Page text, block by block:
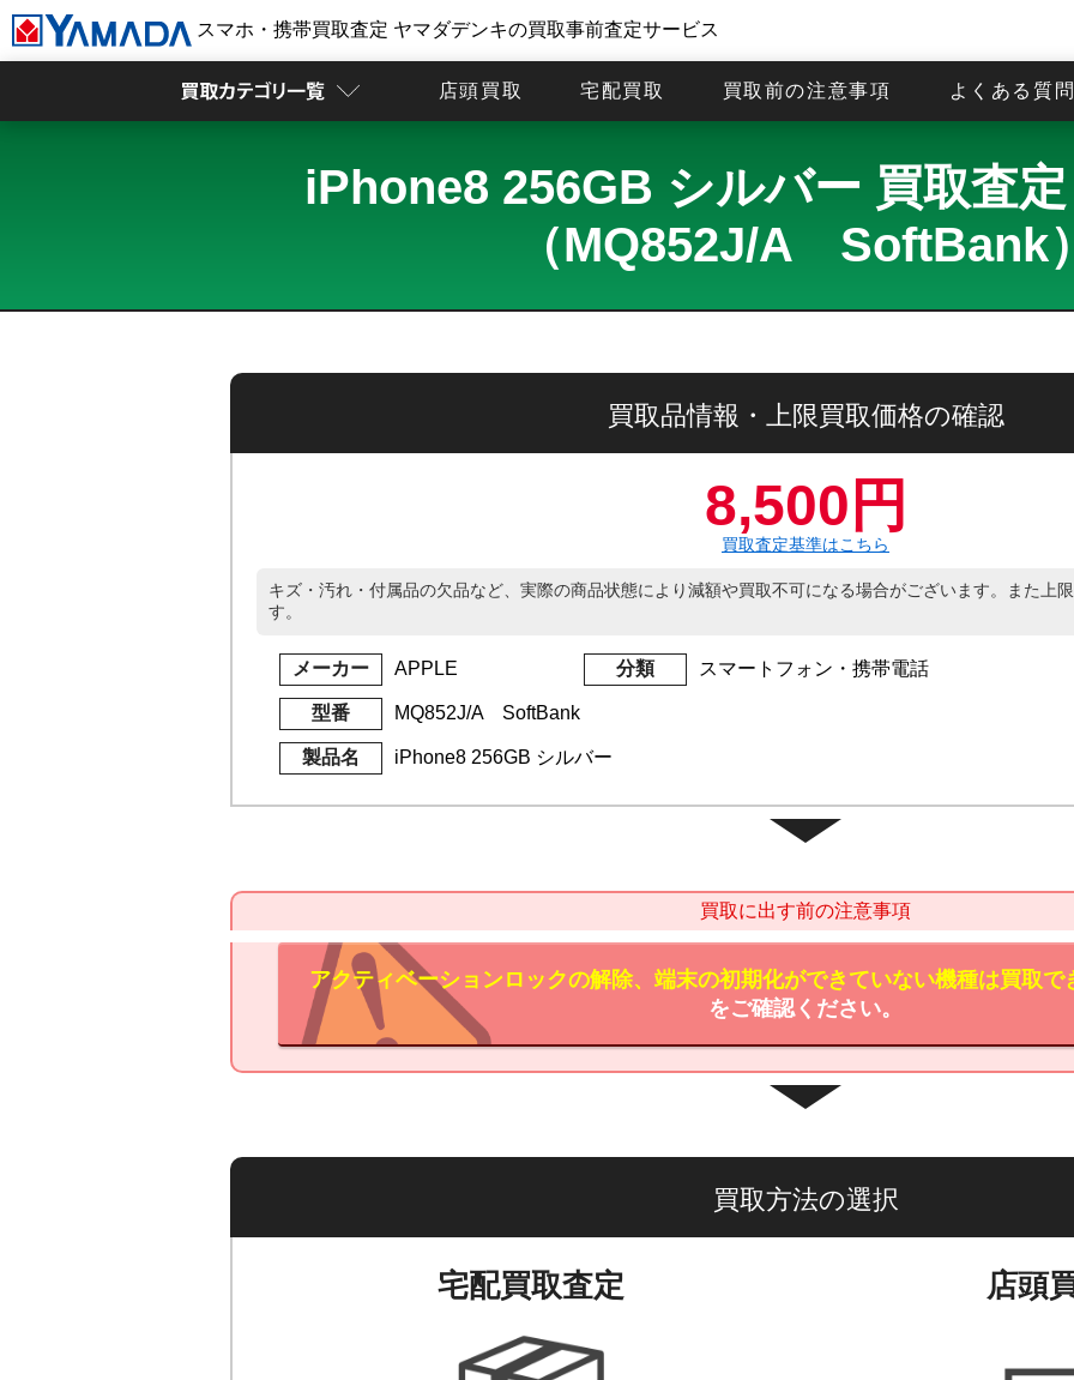
スマホ・携帯買取査定 ヤマダデンキの買取事前査定サービス
店頭買取 宅配買取 買取前の注意事項 よくある質
iPhone8 256GB シルバー 買取査
（MQ852J/A SoftBank
買取品情報・上限買取価格の確認
8,500円
買取査定基準はこちら
キズ・汚れ・付属品の欠品など、実際の商品状態により減額や買取不可になる場合がございます。また上
す。
メーカー APPLE 分類 スマートフォン・携帯電話
型番 MQ852J/A SoftBank
製品名 iPhone8 256GB シルバー
買取に出す前の注意事項
アクティベーションロックの解除、端末の初期化ができていない機種は買取で
をご確認ください。
買取方法の選択
宅配買取査定 店頭